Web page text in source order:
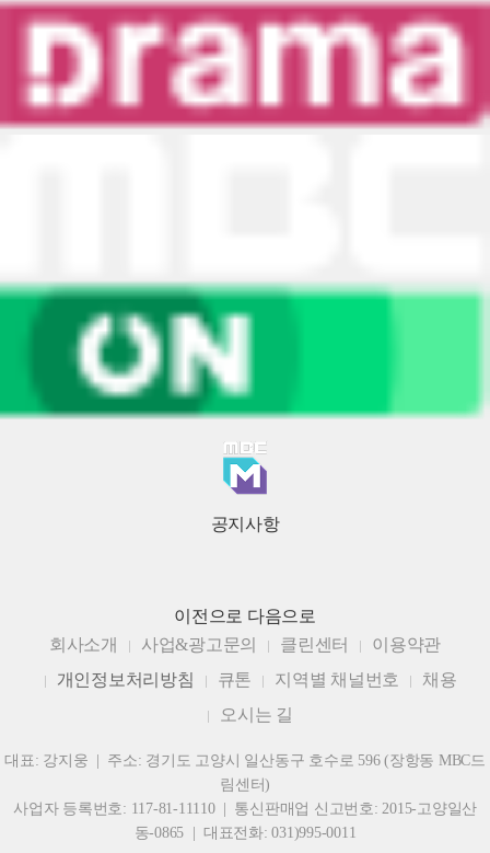
공지사항
이전으로 다음으로
회사소개
사업&광고문의 클린센터
이용약관
개인정보처리방침
큐톤 지역별 채널번호
채용
오시는 길
대표: 강지웅 | 주소: 경기도 고양시 일산동구 호수로 596 (장항동 MBC드
림센터)
사업자 등록번호: 117-81-11110 | 통신판매업 신고번호: 2015-고양일산
동-0865 | 대표전화: 031)995-0011